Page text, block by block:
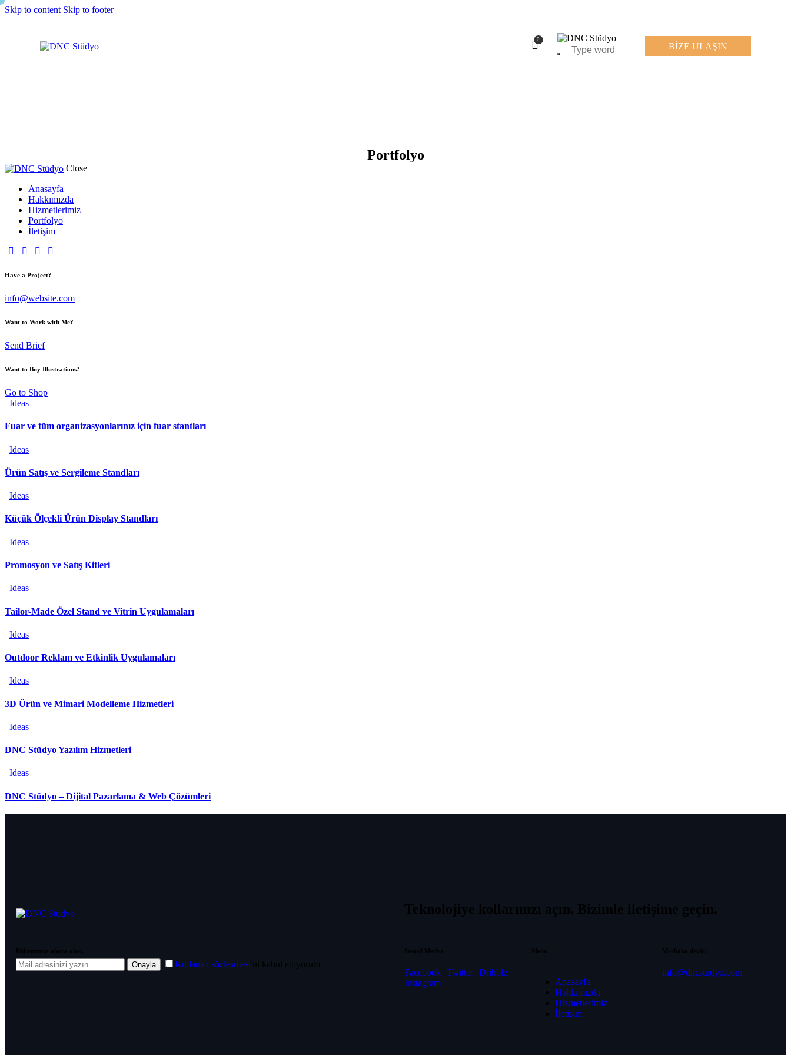
Skip to content Skip to footer
0
BİZE ULAŞIN
Portfolyo
Close
Anasayfa
Hakkımızda
Hizmetlerimiz
Portfolyo
İletişim
Have a Project?
info@website.com
Want to Work with Me?
Send Brief
Want to Buy Illustrations?
Go to Shop
Ideas
Fuar ve tüm organizasyonlarınız için fuar stantları
Ideas
Ürün Satış ve Sergileme Standları
Ideas
Küçük Ölçekli Ürün Display Standları
Ideas
Promosyon ve Satış Kitleri
Ideas
Tailor-Made Özel Stand ve Vitrin Uygulamaları
Ideas
Outdoor Reklam ve Etkinlik Uygulamaları
Ideas
3D Ürün ve Mimari Modelleme Hizmetleri
Ideas
DNC Stüdyo Yazılım Hizmetleri
Ideas
DNC Stüdyo – Dijital Pazarlama & Web Çözümleri
Teknolojiye kollarınızı açın. Bizimle iletişime geçin.
Bültenimize abone olun.
Onayla Kullanıcı sözleşmesi'ni kabul ediyorum.
Sosyal Medya
Facebook Twitter Dribble
Instagram
Menu
Anasayfa
Hakkımızda
Hizmetlerimiz
İletişim
Merhaba deyin!
info@dncstudyo.com
Start your first conversation, history will appear here